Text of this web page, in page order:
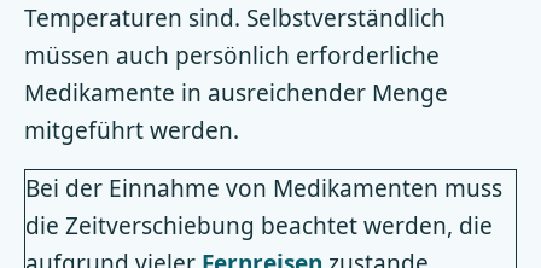
Temperaturen sind. Selbstverständlich
müssen auch persönlich erforderliche
Medikamente in ausreichender Menge
mitgeführt werden.
Bei der Einnahme von Medikamenten muss
die Zeitverschiebung beachtet werden, die